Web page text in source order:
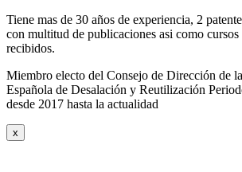
Tiene mas de 30 años de experiencia, 2
con multitud de publicaciones asi como
recibidos.
Miembro electo del Consejo de Dirección de
Española de Desalación y Reutilización
desde 2017 hasta la actualidad
x